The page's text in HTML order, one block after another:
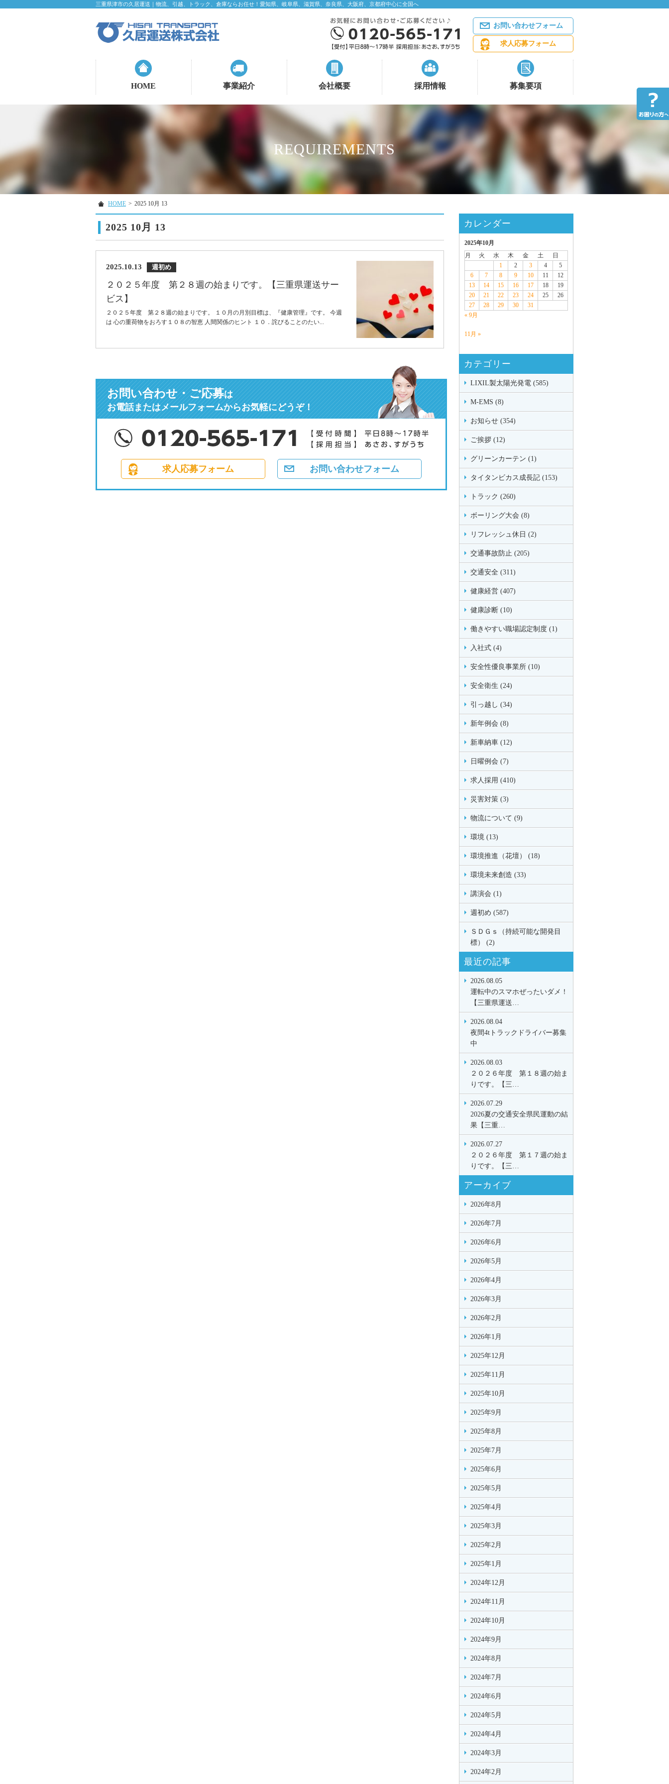
三重県津市の久居運送｜物流、引越、トラック、倉庫ならお任せ！愛知県、岐阜県、滋賀県、奈良県、大阪府、京都府中心に全国へ
お問い合わせフォーム
求人応募フォーム
HOME 事業紹介 会社概要 採用情報 募集要項
REQUIREMENTS
HOME > 2025 10月 13
2025 10月 13
2025.10.13 週初め
２０２５年度 第２８週の始まりです。【三重県運送サー
ビス】
２０２５年度 第２８週の始まりです。 １０月の月別目標は、『健康管理』です。 今週
は 心の重荷物をおろす１０８の智恵 人間関係のヒント １０．詫びることのたい...
お問い合わせ・ご応募は
お電話またはメールフォームからお気軽にどうぞ！
求人応募フォーム お問い合わせフォーム
カレンダー
2025年10月
月
火 水 木 金 土
日
1
2 3 4
5
6
7 8 9 10 11
12
13
14 15 16 17 18
19
20
21 22 23 24 25
26
27
28 29 30
31
« 9月
11月 »
カテゴリー
LIXIL製太陽光発電 (585)
M-EMS (8)
お知らせ (354)
ご挨拶 (12)
グリーンカーテン (1)
タイタンビカス成長記 (153)
トラック (260)
ボーリング大会 (8)
リフレッシュ休日 (2)
交通事故防止 (205)
交通安全 (311)
健康経営 (407)
健康診断 (10)
働きやすい職場認定制度 (1)
入社式 (4)
安全性優良事業所 (10)
安全衛生 (24)
引っ越し (34)
新年例会 (8)
新車納車 (12)
日曜例会 (7)
求人採用 (410)
災害対策 (3)
物流について (9)
環境 (13)
環境推進（花壇） (18)
環境未来創造 (33)
講演会 (1)
週初め (587)
ＳＤＧｓ（持続可能な開発目
標） (2)
最近の記事
2026.08.05
運転中のスマホぜったいダメ！
【三重県運送…
2026.08.04
夜間4tトラックドライバー募集
中
2026.08.03
２０２６年度 第１８週の始ま
りです。【三…
2026.07.29
2026夏の交通安全県民運動の結
果【三重…
2026.07.27
２０２６年度 第１７週の始ま
りです。【三…
アーカイブ
2026年8月
2026年7月
2026年6月
2026年5月
2026年4月
2026年3月
2026年2月
2026年1月
2025年12月
2025年11月
2025年10月
2025年9月
2025年8月
2025年7月
2025年6月
2025年5月
2025年4月
2025年3月
2025年2月
2025年1月
2024年12月
2024年11月
2024年10月
2024年9月
2024年8月
2024年7月
2024年6月
2024年5月
2024年4月
2024年3月
2024年2月